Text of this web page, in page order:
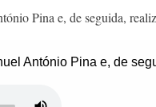
Pina e, de seguida,